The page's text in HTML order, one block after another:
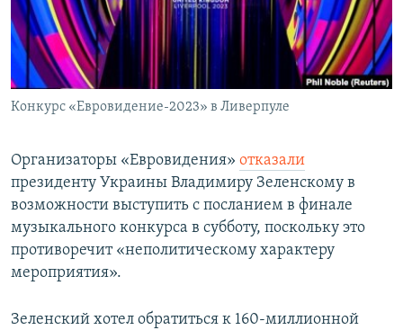
Конкурс «Евровидение-2023»​​​​​​​ в Ливерпуле
Организаторы «Евровидения» ​ отказали
президенту Украины Владимиру Зеленскому в
возможности выступить с посланием в финале
музыкального конкурса в субботу, поскольку это
противоречит «неполитическому характеру
мероприятия».
Зеленский хотел обратиться к 160-миллионной